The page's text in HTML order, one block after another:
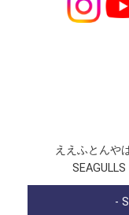
ええふとんや
-